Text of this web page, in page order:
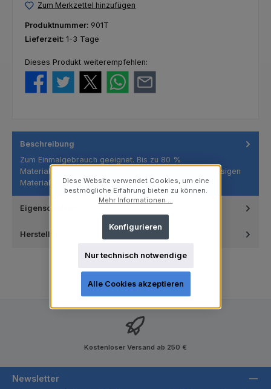
Zum Merkzettel hinzufügen
Produktnummer: 901T
Lieferzeit: 1-3 Tage
Dieses Produkt weiterempfehlen:
Beschreibung
Zum Einmalgebrauch geeignet. Bis zu 80 %
Materialeinsparung durch Reduzierung des überschüssigen
Materials.Beliebig biegbar…Mehr
Eigenschaften
Hersteller
Kostenloser Versand ab 250 €
Newsletter
Diese Website verwendet Cookies, um eine
bestmögliche Erfahrung bieten zu können.
Mehr Informationen ...
Nur technisch notwendige
Konfigurieren
Alle Cookies akzeptieren